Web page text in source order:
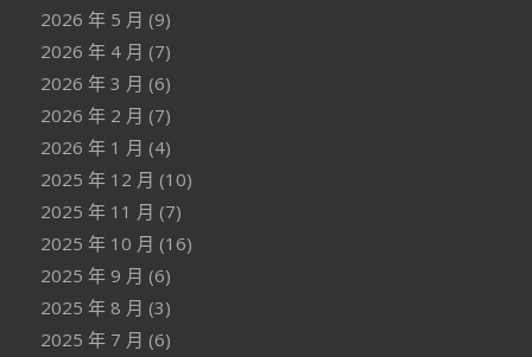
2026 年 5 月 (9)
2026 年 4 月 (7)
2026 年 3 月 (6)
2026 年 2 月 (7)
2026 年 1 月 (4)
2025 年 12 月 (10)
2025 年 11 月 (7)
2025 年 10 月 (16)
2025 年 9 月 (6)
2025 年 8 月 (3)
2025 年 7 月 (6)